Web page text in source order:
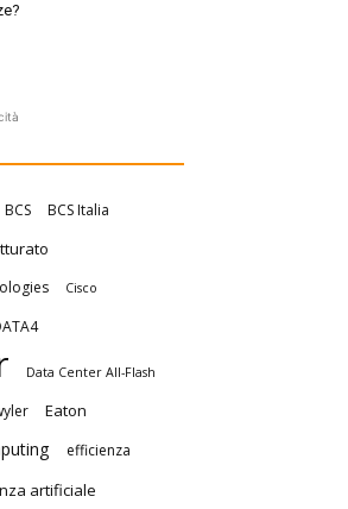
BCS
BCS Italia
Cisco
Data Center All-Flash
Eaton
efficienza
artificiale